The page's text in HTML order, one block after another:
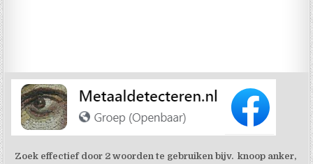
Zoek effectief door 2 woorden te gebruiken bijv. knoop anker,